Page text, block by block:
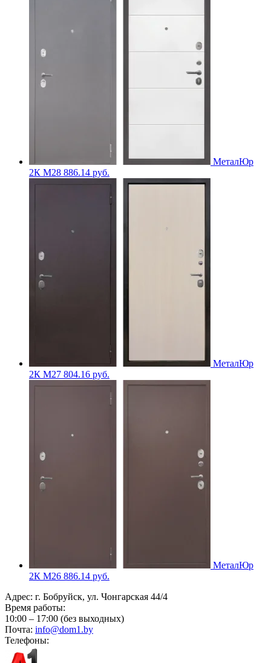
МеталЮр
2К M28 886.14 руб.
МеталЮр
2К M27 804.16 руб.
МеталЮр
2К M26 886.14 руб.
Адрес: г. Бобруйск, ул. Чонгарская 44/4
Время работы:
10:00 – 17:00 (без выходных)
Почта: info@dom1.by
Телефоны: